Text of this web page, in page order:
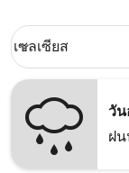
Weather unit
เซลเซียส
keyboard_arrow_down
วั
ฝ